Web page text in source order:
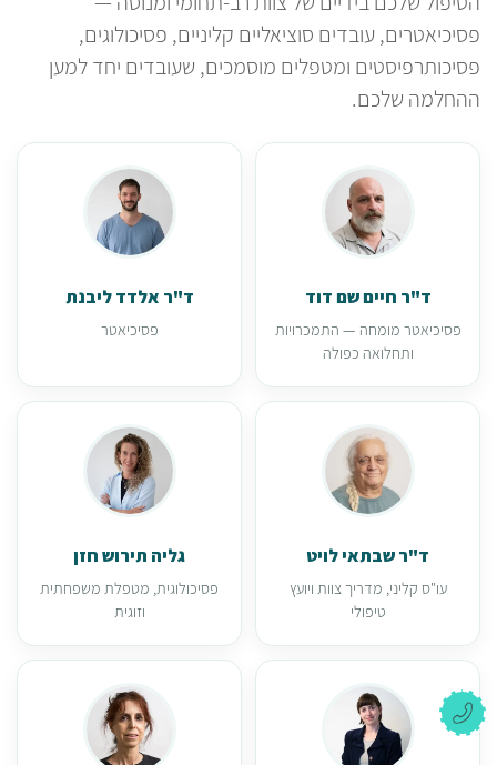
פסיכיאטרים, עובדים סוציאליים קליניים, פסיכולוגים,
פסיכותרפיסטים ומטפלים מוסמכים, שעובדים יחד למען
ההחלמה שלכם.
ד"ר חיים שם דוד
פסיכיאטר מומחה — התמכרויות
ותחלואה כפולה
ד"ר אלדד ליבנת
פסיכיאטר
ד"ר שבתאי לויט
עו"ס קליני, מדריך צוות ויועץ
טיפולי
גליה תירוש חזן
פסיכולוגית, מטפלת משפחתית
וזוגית